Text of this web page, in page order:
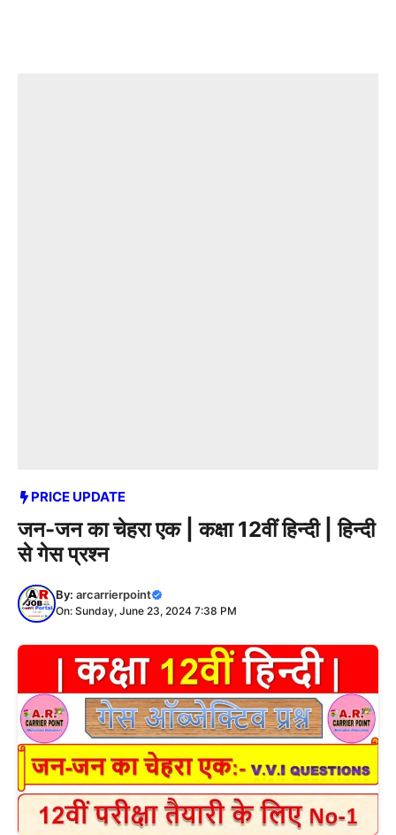
PRICE UPDATE
जन-जन का चेहरा एक | कक्षा 12वीं हिन्दी | हिन्दी
से गेस प्रश्न
By: arcarrierpoint
On: Sunday, June 23, 2024 7:38 PM